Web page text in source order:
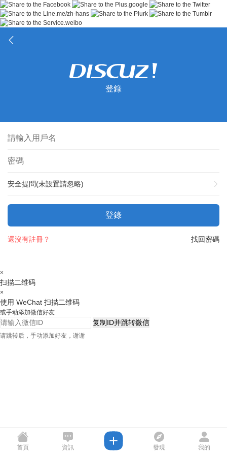
登錄
安全提問(未設置請忽略)
登錄
找回密碼
還沒有註冊？
×
扫描二维码
×
使用 WeChat 扫描二维码
或手动添加微信好友
复制ID并跳转微信
请跳转后，手动添加好友，谢谢
首頁 資訊 發現 我的